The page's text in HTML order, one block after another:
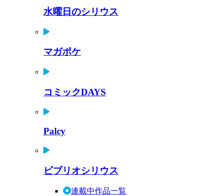
水曜日のシリウス
マガポケ
コミックDAYS
Palcy
ビブリオシリウス
連載中作品一覧